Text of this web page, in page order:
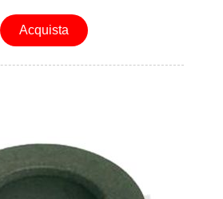
Acquista